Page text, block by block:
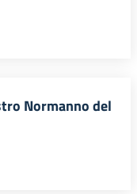
Normanno del